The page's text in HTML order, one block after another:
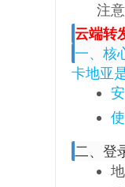
注
云端转
一、核
卡地亚
二、登